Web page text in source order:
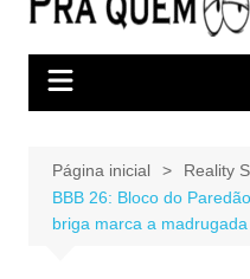
Página inicial
Reality
BBB 26: Bloco do
briga marca a madrugada